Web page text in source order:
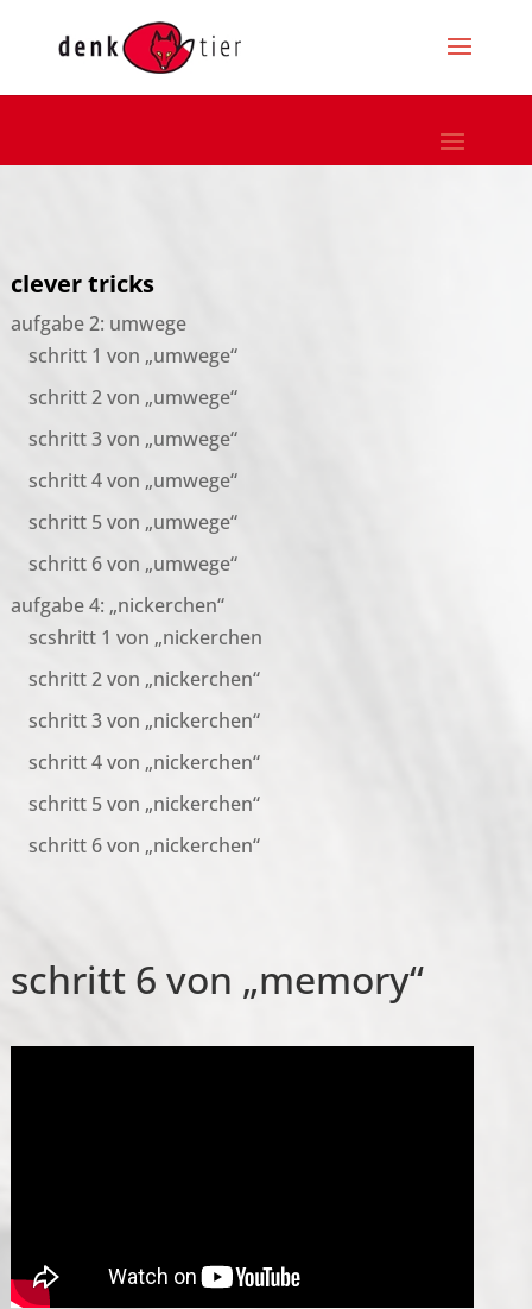
clever tricks
aufgabe 2: umwege
schritt 1 von „umwege“
schritt 2 von „umwege“
schritt 3 von „umwege“
schritt 4 von „umwege“
schritt 5 von „umwege“
schritt 6 von „umwege“
aufgabe 4: „nickerchen“
scshritt 1 von „nickerchen
schritt 2 von „nickerchen“
schritt 3 von „nickerchen“
schritt 4 von „nickerchen“
schritt 5 von „nickerchen“
schritt 6 von „nickerchen“
schritt 6 von „memory“